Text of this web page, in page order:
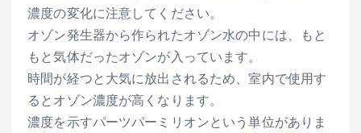
濃度の変化に注意してください。
オゾン発生器から作られたオゾン水の中には、もと
もと気体だったオゾンが入っています。
時間が経つと大気に放出されるため、室内で使用す
るとオゾン濃度が高くなります。
濃度を示すパーツパーミリオンという単位がありま